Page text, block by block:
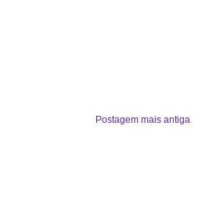
Postagem mais antiga